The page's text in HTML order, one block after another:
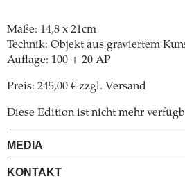
Maße: 14,8 x 21cm
Technik: Objekt aus graviertem
Auflage: 100 + 20 AP
Preis: 245,00 € zzgl. Versand
Diese Edition ist nicht mehr
MEDIA
KONTAKT